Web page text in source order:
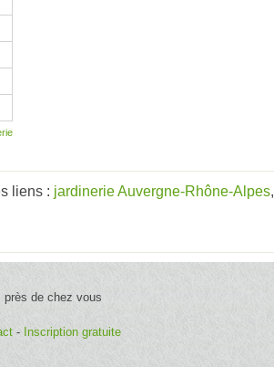
liens : jardinerie Auvergne-Rhône-Alpes,
près de chez vous
- Inscription gratuite